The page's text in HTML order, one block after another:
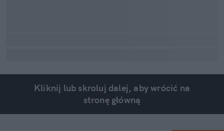
Kliknij lub skroluj dalej, aby wrócić na
stronę główną